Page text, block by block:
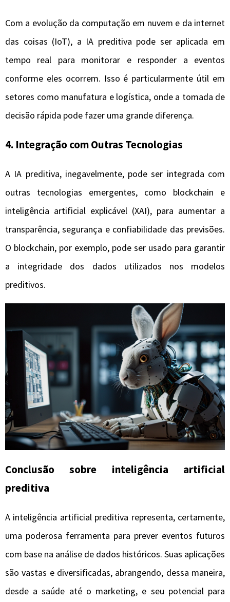
Com a evolução da computação em nuvem e da internet
das coisas (IoT), a IA preditiva pode ser aplicada em
tempo real para monitorar e responder a eventos
conforme eles ocorrem. Isso é particularmente útil em
setores como manufatura e logística, onde a tomada de
decisão rápida pode fazer uma grande diferença.
4. Integração com Outras Tecnologias
A IA preditiva, inegavelmente, pode ser integrada com
outras tecnologias emergentes, como blockchain e
inteligência artificial explicável (XAI), para aumentar a
transparência, segurança e confiabilidade das previsões.
O blockchain, por exemplo, pode ser usado para garantir
a integridade dos dados utilizados nos modelos
preditivos.
Conclusão sobre inteligência artificial
preditiva
A inteligência artificial preditiva representa, certamente,
uma poderosa ferramenta para prever eventos futuros
com base na análise de dados históricos. Suas aplicações
são vastas e diversificadas, abrangendo, dessa maneira,
desde a saúde até o marketing, e seu potencial para